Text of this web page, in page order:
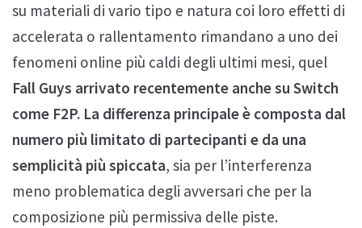
su materiali di vario tipo e natura coi loro effetti di
accelerata o rallentamento rimandano a uno dei
fenomeni online più caldi degli ultimi mesi, quel
Fall Guys arrivato recentemente anche su Switch
come F2P. La differenza principale è composta dal
numero più limitato di partecipanti e da una
semplicità più spiccata, sia per l’interferenza
meno problematica degli avversari che per la
composizione più permissiva delle piste.